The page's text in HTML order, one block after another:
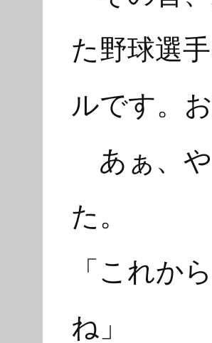
た野球選
ルです。
あぁ、や
た。
「これか
ね」